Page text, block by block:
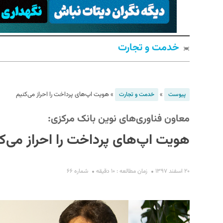
خدمت و تجارت
پیوست » خدمت و تجارت »هویت اپ‌های پرداخت را احراز می‌کنیم
معاون فناوری‌های نوین بانک مرکزی:
هویت اپ‌های پرداخت را احراز
۲۰ اسفند ۱۳۹۷ زمان مطالعه : ۱۰ دقیقه شماره ۶۶